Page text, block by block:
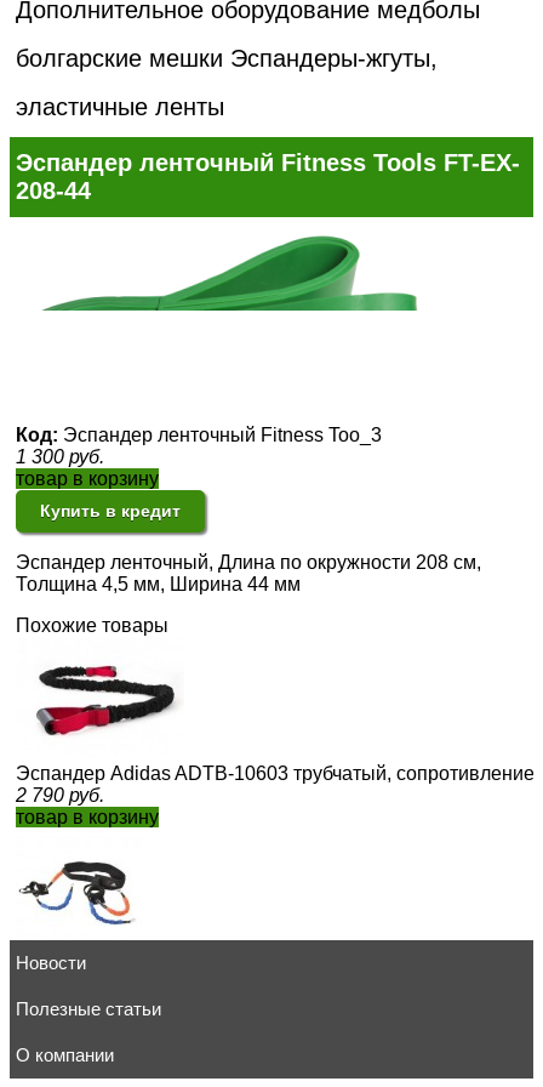
Дополнительное оборудование медболы
болгарские мешки Эспандеры-жгуты,
эластичные ленты
Эспандер ленточный Fitness Tools FT-EX-
208-44
Код: Эспандер ленточный Fitness Too_3
1 300 руб.
товар в корзину
Купить в кредит
Эспандер ленточный, Длина по окружности 208 см,
Толщина 4,5 мм, Ширина 44 мм
Похожие товары
Эспандер Adidas ADTB-10603 трубчатый, сопротивление
2 790 руб.
товар в корзину
Эспандер Adidas ADSP-11512 Вертикальный прыжок
товар в корзину
Новости
Полезные статьи
О компании